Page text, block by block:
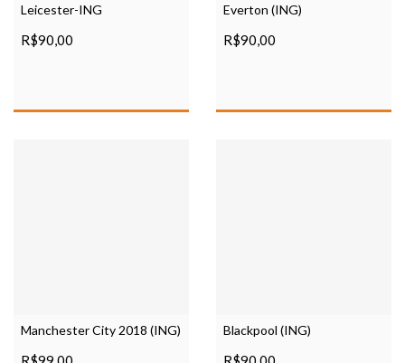
Leicester-ING
R$90,00
Everton (ING)
R$90,00
Manchester City 2018 (ING) Blackpool (ING)